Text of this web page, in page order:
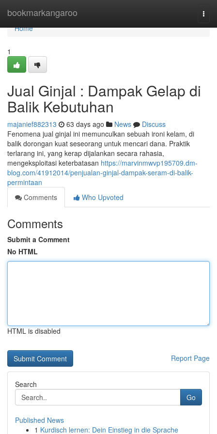
bookmarkangaroo
Home
Home
1
Jual Ginjal : Dampak Gelap di
Balik Kebutuhan
majanief882313 63 days ago News
Discuss
Fenomena jual ginjal ini memunculkan sebuah ironi kelam, di
balik dorongan kuat seseorang untuk mencari dana. Praktik
terlarang ini, yang kerap dijalankan secara rahasia,
mengeksploitasi keterbatasan https://marvinmwvp195709.dm-
blog.com/41912014/penjualan-ginjal-dampak-seram-di-balik-
permintaan
Comments
Who Upvoted
Comments
Submit a Comment
No HTML
HTML is disabled
Report Page
Search
Go
Published News
1 Kurdisch lernen: Dein Einstieg in die Sprache